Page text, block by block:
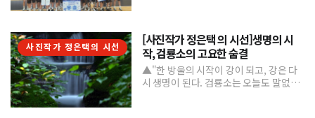
사진작가 정은택의 시선
[사진작가 정은택 의 시선]생명의 시
작, 검룡소의 고요한 숨결
▲"한 방울의 시작이 강이 되고, 강은 다
시 생명이 된다. 검룡소는 오늘도 말없이